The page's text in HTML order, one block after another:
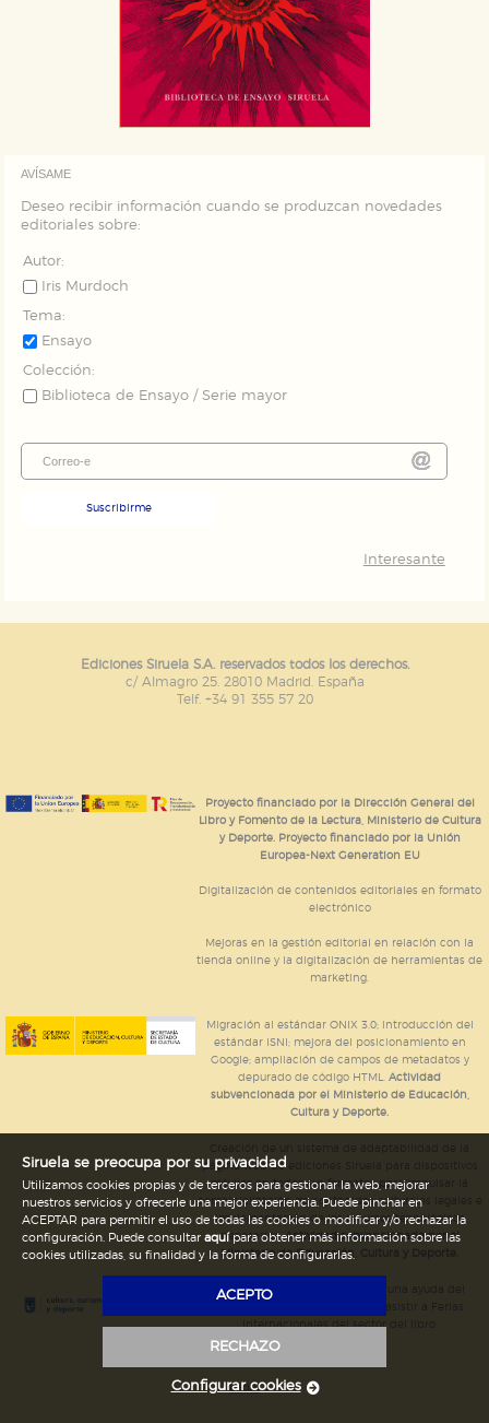
AVÍSAME
Deseo recibir información cuando se produzcan novedades
editoriales sobre:
Autor:
Iris Murdoch
Tema:
Ensayo
Colección:
Biblioteca de Ensayo / Serie mayor
Suscribirme
Interesante
Ediciones Siruela S.A. reservados todos los derechos.
c/ Almagro 25. 28010 Madrid. España
Telf. +34 91 355 57 20
Proyecto financiado por la Dirección General del
Libro y Fomento de la Lectura, Ministerio de Cultura
y Deporte. Proyecto financiado por la Unión
Europea-Next Generation EU
Digitalización de contenidos editoriales en formato
electrónico
Mejoras en la gestión editorial en relación con la
tienda online y la digitalización de herramientas de
marketing.
Migración al estándar ONIX 3.0; introducción del
estándar ISNI; mejora del posicionamiento en
Google; ampliación de campos de metadatos y
depurado de código HTML.Actividad
subvencionada por el Ministerio de Educación,
Cultura y Deporte.
página web de ediciones Siruela para dispositivos
móviles en todos sus formatos para impulsar la
comercialización de contenidos culturales legales e
implementación de los recursos tecnológicos
necesarios.Actividad subvencionada por el
Ministerio de Educación, Cultura y Deporte.
Ediciones Siruela ha percibido una ayuda del
Legal
Siruela se preocupa por su privacidad
Utilizamos cookies propias y de terceros para gestionar la web, mejorar
nuestros servicios y ofrecerle una mejor experiencia. Puede pinchar en
ACEPTAR para permitir el uso de todas las cookies o modificar y/o rechazar la
configuración. Puede consultar aquípara obtener más información sobre las
cookies utilizadas, su finalidad y la forma de configurarlas.
ACEPTO
RECHAZO
Configurar cookies